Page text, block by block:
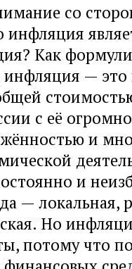
со
инфляция
Как
инфляция —
с её
и
и
— локальная,
Но
потому что